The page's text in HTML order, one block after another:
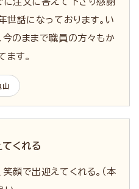
世話になっております。い
今のままで職員の方々もか
ます。
山
くれる
笑顔で出迎えてくれる。（本